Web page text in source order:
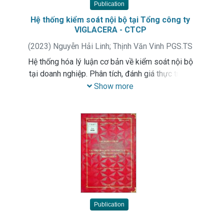
Publication
Hệ thống kiểm soát nội bộ tại Tổng công ty
VIGLACERA - CTCP
(2023) Nguyễn Hải Linh; Thịnh Văn Vinh PGS.TS
Hệ thống hóa lý luận cơ bản về kiểm soát nội bộ
tại doanh nghiệp. Phân tích, đánh giá thực trạng
và đề xuất giải pháp hoàn thiện hệ thống kiểm
Show more
Publication